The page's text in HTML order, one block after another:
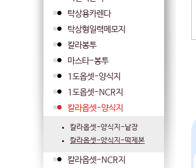
탁상용카렌다
탁상형일력메모지
칼라봉투
마스타-봉투
1도옵셋-양식지
1도옵셋-NCR지
칼라옵셋-양식지
칼라옵셋-양식지-낱장
칼라옵셋-양식지-떡제본
칼라옵셋-NCR지